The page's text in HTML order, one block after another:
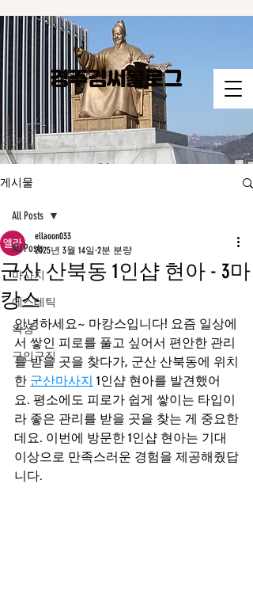
경주김씨​블로그
게시물
All Posts
마사지
에스테틱
왁싱
구인구직
All Posts
군산 산북동 1인샵 현아 - 3마
캉스
ellaoon033
2025년 3월 14일 2분 분량
안녕하세요~ 마캉스입니다! 요즘 일상에
서 쌓인 피로를 풀고 싶어서 편안한 관리
를 받을 곳을 찾다가, 군산 산북동에 위치
한 군산마사지 1인샵 현아를 발견했어
요. 평소에도 피로가 쉽게 쌓이는 타입이
라 좋은 관리를 받을 곳을 찾는 게 중요한
데요. 이번에 방문한 1인샵 현아는 기대
이상으로 만족스러운 경험을 제공해줬답
니다.